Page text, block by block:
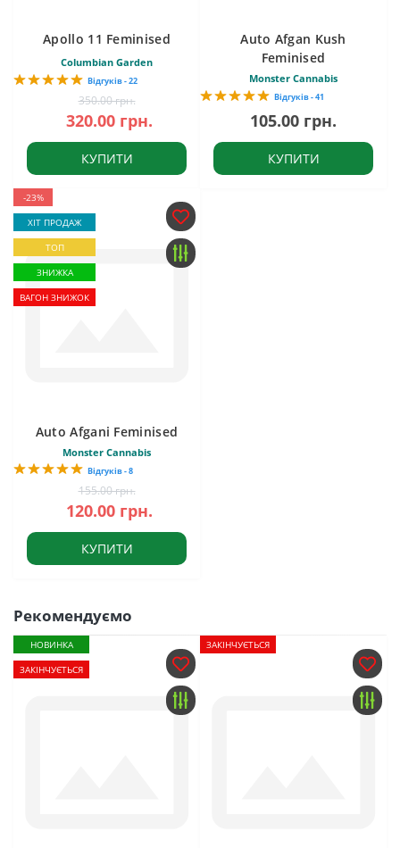
Apollo 11 Feminised
Columbian Garden
Відгуків - 22
350.00 грн.
320.00 грн.
КУПИТИ
Auto Afgan Kush
Feminised
Monster Cannabis
Відгуків - 41
105.00 грн.
КУПИТИ
-23%
ХІТ ПРОДАЖ
ТОП
ЗНИЖКА
ВАГОН ЗНИЖОК
Auto Afgani Feminised
Monster Cannabis
Відгуків - 8
155.00 грн.
120.00 грн.
КУПИТИ
Рекомендуємо
НОВИНКА
ЗАКІНЧУЄТЬСЯ
ЗАКІНЧУЄТЬСЯ